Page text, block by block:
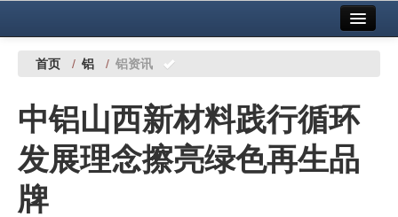
中国有色金属报社主办 广告服务
铜镍铅锌
铝
稀有稀土
首页 / 铝 / 铝资讯
中铝山西新材料践行循环
发展理念擦亮绿色再生品
牌